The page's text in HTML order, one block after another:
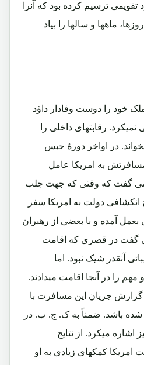
ترسیم کرده بود که آنرا
ماهها و سالها را بیاد
خود را دوست وفادار داؤد
رقابتهای داخلی را
در اواخر دورۀ حبس
به امریکا عامل
می گفت که وقتی که جهت جلب
دولت به امریکا سفر
آمده و با بعضی از رهبران
گفت در قصری که اقامت
آنقدر شیک نبود. اما
مهم را در آنجا اقامت میدادند.
جریان این مسافرت با
شده باشد. ضمناً به ک. ج. ب. در
اشاره میکرد. از نتایج
کمکهای زیادی به او